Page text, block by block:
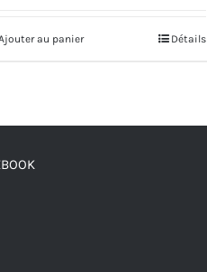
au panier Détails